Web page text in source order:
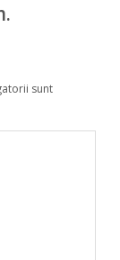
sunt